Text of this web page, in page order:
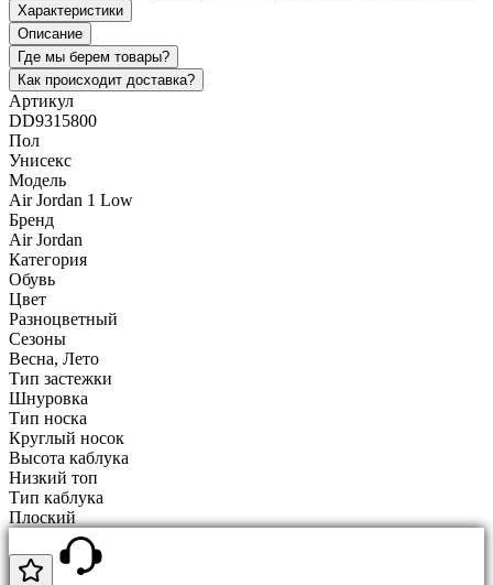
Характеристики
Описание
Где мы берем товары?
Как происходит доставка?
Артикул
DD9315800
Пол
Унисекс
Модель
Air Jordan 1 Low
Бренд
Air Jordan
Категория
Обувь
Цвет
Разноцветный
Сезоны
Весна, Лето
Тип застежки
Шнуровка
Тип носка
Круглый носок
Высота каблука
Низкий топ
Тип каблука
Плоский